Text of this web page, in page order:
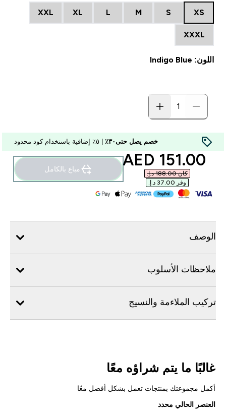
XS
S
M
L
XL
XXL
XXXL
اللون: Indigo Blue
خصم يصل حتى٣٠٪
discounted price
151.00 AED‎
كان ‏188.00 د.إ.‏‎
وفر ‏37.00 د.إ.‏‎
مباع بالكامل
الوصف
ملاحظات الأسلوب
تركيب الملاءمة والنسيج
غالبًا ما يتم شراؤه معًا
أكمل مجموعتك بمنتجات تعمل بشكل أفضل معًا
العنصر الحالي محدد